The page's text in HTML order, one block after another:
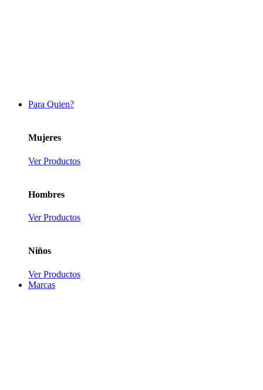
Para Quien?
Mujeres
Ver Productos
Hombres
Ver Productos
Niños
Ver Productos
Marcas